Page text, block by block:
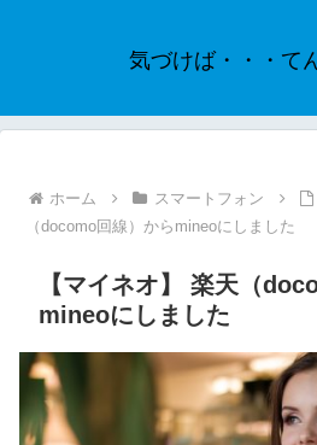
気づけば・・・て
ホーム スマートフォン
（docomo回線）からmineoにしました
【マイネオ】 楽天（
mineoにしました